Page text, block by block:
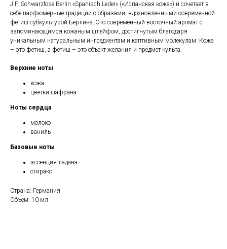
J.F. Schwarzlose Berlin «Spanisch Leder» («Испанская кожа») и сочетает в
себе парфюмерные традиции с образами, вдохновленными современной
фетиш-субкультурой Берлина. Это современный восточный аромат с
запоминающимся кожаным шлейфом, достигнутым благодаря
уникальным натуральным ингредиентам и каптивным молекулам. Кожа
– это фетиш, а фетиш – это объект желания и предмет культа.
Верхние ноты
кожа
цветки шафрана
Ноты сердца
молоко
ваниль
Базовые ноты
эссенция ладана
стиракс
Страна: Германия
Объем: 10 мл